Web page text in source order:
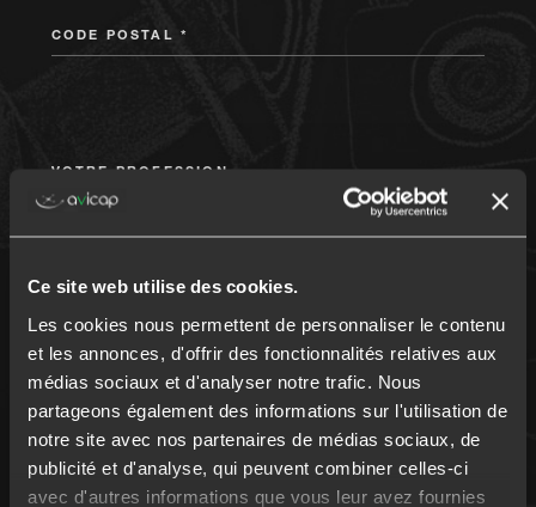
Ce site web utilise des cookies.
Les cookies nous permettent de personnaliser le contenu
et les annonces, d'offrir des fonctionnalités relatives aux
médias sociaux et d'analyser notre trafic. Nous
partageons également des informations sur l'utilisation de
notre site avec nos partenaires de médias sociaux, de
publicité et d'analyse, qui peuvent combiner celles-ci
avec d'autres informations que vous leur avez fournies
CODE POSTAL *
VOTRE PROFESSION
DURÉE DU PRÊT